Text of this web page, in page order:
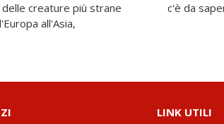
creature più strane
all'Asia,
c'è da
LINK UTILI